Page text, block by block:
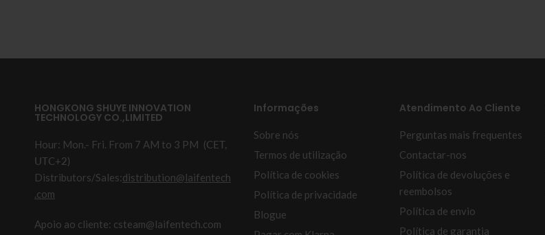
HONGKONG SHUYE INNOVATION
TECHNOLOGY CO.,LIMITED
Hour: Mon.- Fri. From 7 AM to 3 PM (CET,
UTC+2)
Distributors/Sales:distribution@laifentech
.com
Apoio ao cliente: csteam@laifentech.com
Informações
Sobre nós
Termos de utilização
Política de cookies
Política de privacidade
Blogue
Atendimento Ao Cliente
Perguntas mais frequentes
Contactar-nos
Política de devoluções e
reembolsos
Política de envio
Política de garantia